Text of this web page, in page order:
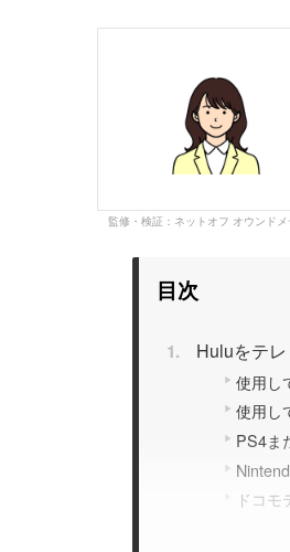
監修・検証：ネットオフ オウンドメ
目次
Huluをテ
使用し
使用し
PS4ま
ドコ